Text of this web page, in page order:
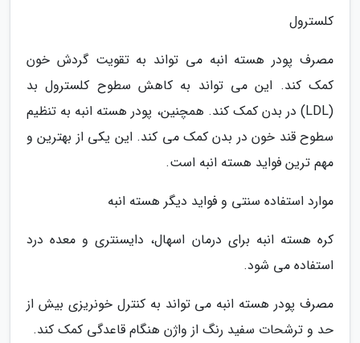
کلسترول
مصرف پودر هسته انبه می تواند به تقویت گردش خون
کمک کند. این می تواند به کاهش سطوح کلسترول بد
(LDL) در بدن کمک کند. همچنین، پودر هسته انبه به تنظیم
سطوح قند خون در بدن کمک می کند. این یکی از بهترین و
مهم ترین فواید هسته انبه است.
موارد استفاده سنتی و فواید دیگر هسته انبه
کره هسته انبه برای درمان اسهال، دایسنتری و معده درد
استفاده می شود.
مصرف پودر هسته انبه می تواند به کنترل خونریزی بیش از
حد و ترشحات سفید رنگ از واژن هنگام قاعدگی کمک کند.